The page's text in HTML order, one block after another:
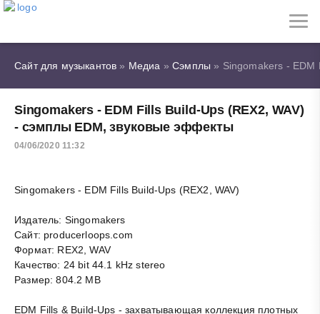
Сайт для музыкантов » Медиа »Сэмплы » Singomakers - EDM
Singomakers - EDM Fills Build-Ups (REX2, WAV)
- сэмплы EDM, звуковые эффекты
04/06/2020 11:32
Singomakers - EDM Fills Build-Ups (REX2, WAV)
Издатель: Singomakers
Сайт: producerloops.com
Формат: REX2, WAV
Качество: 24 bit 44.1 kHz stereo
Размер: 804.2 MB
EDM Fills & Build-Ups - захватывающая коллекция плотных